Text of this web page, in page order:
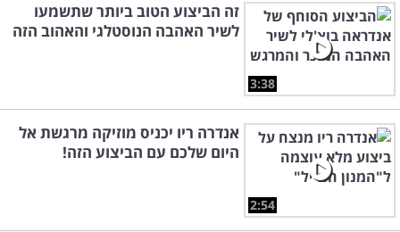
3:38
זה הביצוע הטוב ביותר שתשמעו
לשיר האהבה הנוסטלגי והאהוב הזה
2:54
אנדרה ריו יכניס מוזיקה מרגשת אל
היום שלכם עם הביצוע הזה!